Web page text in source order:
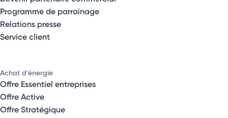
Programme de parrainage
Relations presse
Service client
Achat d'énergie
Offre Essentiel entreprises
Offre Active
Offre Stratégique